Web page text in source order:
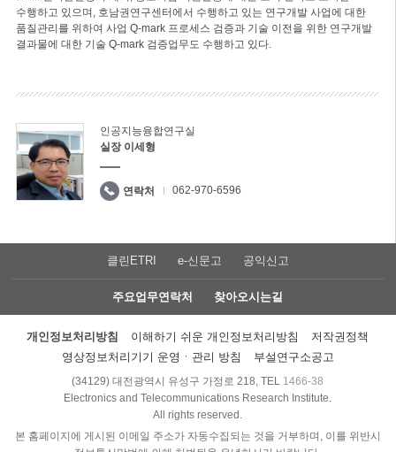
수행하고 있으며, 호남권연구센터에서 수행하고 있는 연구개발 사업에 대한
품질관리를 위하여 사업 Q-mark 프로세스 검증과 기술 이전을 위한 연구개발
결과물에 대한 기술 Q-mark 검증업무도 수행하고 있다.
인공지능융합연구실
실장 이세형
연락처 062-970-6596
클린ETRI e-신문고 공익신고
주요업무연락처 찾아오시는길
개인정보처리방침 이해하기 쉬운 개인정보처리방침
저작권정책
영상정보처리기기 운영ㆍ관리 방침
부설연구소공고
(34129) 대전광역시 유성구 가정로 218, TEL 1466-38
Electronics and Telecommunications Research Institute.
All rights reserved.
본 홈페이지에 게시된 이메일 주소가 자동수집되는 것을 거부하며, 이를 위반시